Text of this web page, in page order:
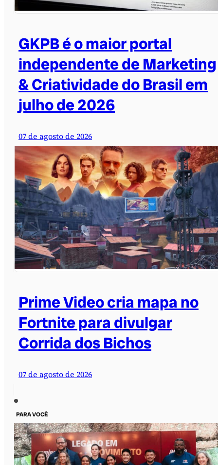
GKPB é o maior portal
independente de Marketing
& Criatividade do Brasil em
julho de 2026
07 de agosto de 2026
Prime Video cria mapa no
Fortnite para divulgar
Corrida dos Bichos
07 de agosto de 2026
PARA VOCÊ